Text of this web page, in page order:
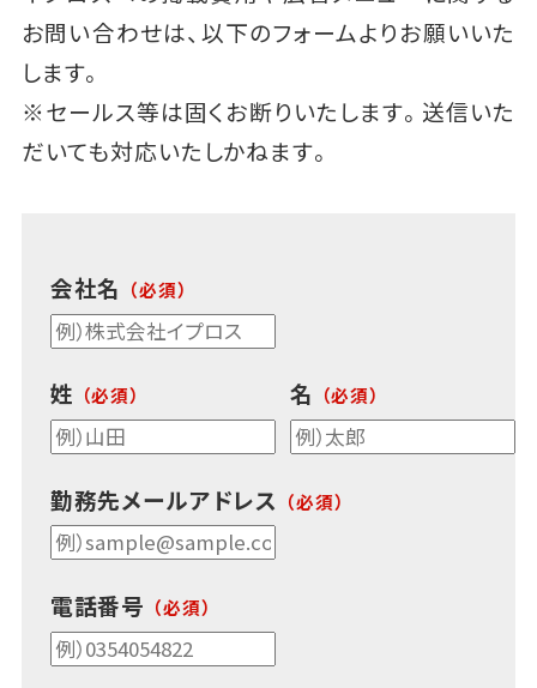
お問い合わせは、 以下のフォームよりお願いいた
します。
※セールス等は固くお断りいたします。送信いた
だいても対応いたしかねます。
会社名
姓 名
勤務先メールアドレス
電話番号